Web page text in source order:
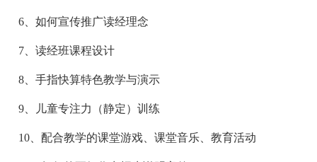
6、如何宣传推广读经理念
7、读经班课程设计
8、手指快算特色教学与演示
9、儿童专注力（静定）训练
10、配合教学的课堂游戏、课堂音乐、教育活动